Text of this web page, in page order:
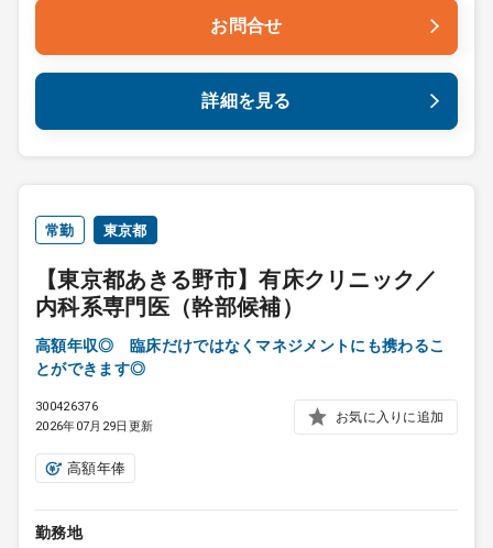
お問合せ
詳細を見る
常勤 東京都
【東京都あきる野市】有床クリニック／
内科系専門医（幹部候補）
高額年収◎ 臨床だけではなくマネジメントにも携わるこ
とができます◎
300426376
2026年07月29日更新
お気に入りに追加
高額年俸
勤務地